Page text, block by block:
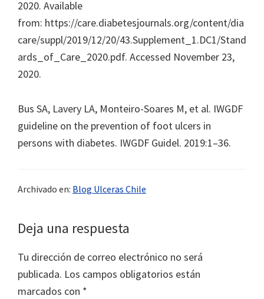
2020. Available
from: https://care.diabetesjournals.org/content/dia
care/suppl/2019/12/20/43.Supplement_1.DC1/Stand
ards_of_Care_2020.pdf. Accessed November 23,
2020.
Bus SA, Lavery LA, Monteiro-Soares M, et al. IWGDF
guideline on the prevention of foot ulcers in
persons with diabetes. IWGDF Guidel. 2019:1–36.
Archivado en: Blog Ulceras Chile
Interacciones
con
los
lectores
Deja una respuesta
Tu dirección de correo electrónico no será
publicada. Los campos obligatorios están
marcados con *